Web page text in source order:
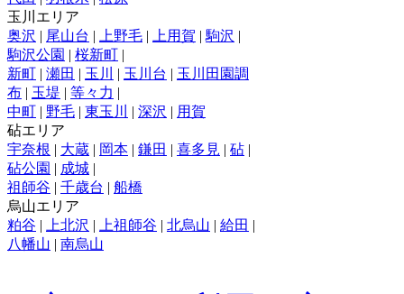
玉川エリア
奥沢 | 尾山台 | 上野毛 | 上用賀 | 駒沢 |
駒沢公園 | 桜新町 |
新町 | 瀬田 | 玉川 | 玉川台 | 玉川田園調
布 | 玉堤 | 等々力 |
中町 | 野毛 | 東玉川 | 深沢 | 用賀
砧エリア
宇奈根 | 大蔵 | 岡本 | 鎌田 | 喜多見 | 砧 |
砧公園 | 成城 |
祖師谷 | 千歳台 | 船橋
烏山エリア
粕谷 | 上北沢 | 上祖師谷 | 北烏山 | 給田 |
八幡山 | 南烏山